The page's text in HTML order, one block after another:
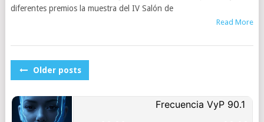
diferentes premios la muestra del IV Salón de
Read More
POSTS
Older posts